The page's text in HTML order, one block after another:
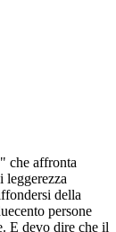
" che affronta
leggerezza
della
persone
E devo dire che il